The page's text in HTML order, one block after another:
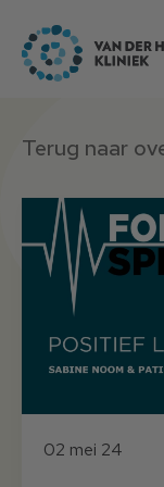
Terug naar
02 mei 24